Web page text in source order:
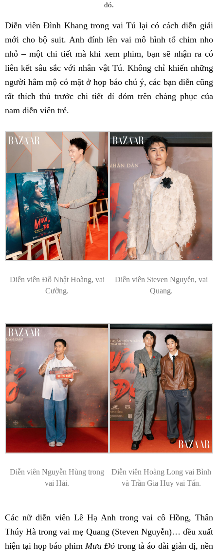
đỏ.
Diễn viên Đình Khang trong vai Tú lại có cách diễn giải
mới cho bộ suit. Anh đính lên vai mô hình tổ chim nho
nhỏ – một chi tiết mà khi xem phim, bạn sẽ nhận ra có
liên kết sâu sắc với nhân vật Tú. Không chỉ khiến những
người hâm mộ có mặt ở họp báo chú ý, các bạn diễn cũng
rất thích thú trước chi tiết dí dỏm trên chàng phục của
nam diễn viên trẻ.
Diễn viên Đỗ Nhật Hoàng, vai
Cường.
Diễn viên Steven Nguyễn, vai
Quang.
Diễn viên Nguyễn Hùng trong
vai Hải.
Diễn viên Hoàng Long vai Bình
và Trần Gia Huy vai Tấn.
Các nữ diễn viên Lê Hạ Anh trong vai cô Hồng, Thân
Thúy Hà trong vai mẹ Quang (Steven Nguyễn)… đều xuất
hiện tại họp báo phim Mưa Đỏtrong tà áo dài giản dị, nền